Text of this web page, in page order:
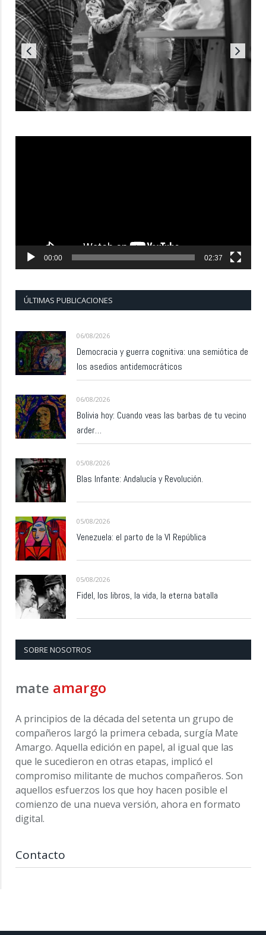
00:00 02:37
ÚLTIMAS PUBLICACIONES
06/08/2026
Democracia y guerra cognitiva: una semiótica de
los asedios antidemocráticos
06/08/2026
Bolivia hoy: Cuando veas las barbas de tu vecino
arder…
05/08/2026
Blas Infante: Andalucía y Revolución.
05/08/2026
Venezuela: el parto de la VI República
05/08/2026
Fidel, los libros, la vida, la eterna batalla
SOBRE NOSOTROS
mate amargo
A principios de la década del setenta un grupo de
compañeros largó la primera cebada, surgía Mate
Amargo. Aquella edición en papel, al igual que las
que le sucedieron en otras etapas, implicó el
compromiso militante de muchos compañeros. Son
aquellos esfuerzos los que hoy hacen posible el
comienzo de una nueva versión, ahora en formato
digital.
Contacto